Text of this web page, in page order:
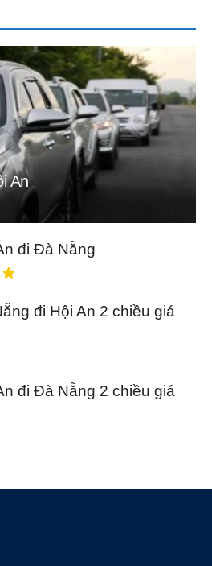
An
đi Đà Nẵng
đi Hội An 2 chiều giá
đi Đà Nẵng 2 chiều giá